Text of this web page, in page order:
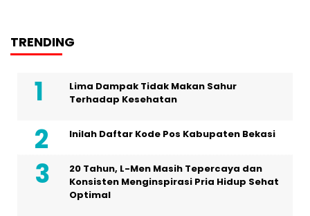
TRENDING
Lima Dampak Tidak Makan Sahur
Terhadap Kesehatan
Inilah Daftar Kode Pos Kabupaten Bekasi
20 Tahun, L-Men Masih Tepercaya dan
Konsisten Menginspirasi Pria Hidup Sehat
Optimal